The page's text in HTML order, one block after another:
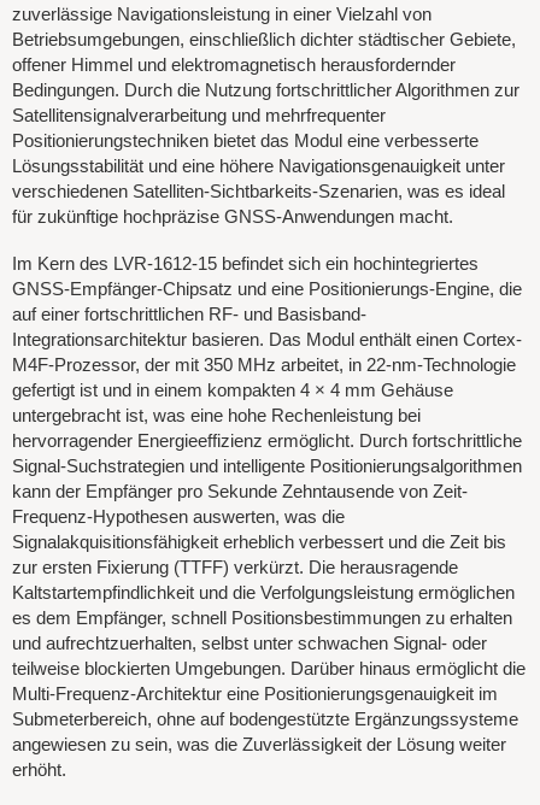
zuverlässige Navigationsleistung in einer Vielzahl von
Betriebsumgebungen, einschließlich dichter städtischer Gebiete,
offener Himmel und elektromagnetisch herausfordernder
Bedingungen. Durch die Nutzung fortschrittlicher Algorithmen zur
Satellitensignalverarbeitung und mehrfrequenter
Positionierungstechniken bietet das Modul eine verbesserte
Lösungsstabilität und eine höhere Navigationsgenauigkeit unter
verschiedenen Satelliten-Sichtbarkeits-Szenarien, was es ideal
für zukünftige hochpräzise GNSS-Anwendungen macht.
Im Kern des LVR-1612-15 befindet sich ein hochintegriertes
GNSS-Empfänger-Chipsatz und eine Positionierungs-Engine, die
auf einer fortschrittlichen RF- und Basisband-
Integrationsarchitektur basieren. Das Modul enthält einen Cortex-
M4F-Prozessor, der mit 350 MHz arbeitet, in 22-nm-Technologie
gefertigt ist und in einem kompakten 4 × 4 mm Gehäuse
untergebracht ist, was eine hohe Rechenleistung bei
hervorragender Energieeffizienz ermöglicht. Durch fortschrittliche
Signal-Suchstrategien und intelligente Positionierungsalgorithmen
kann der Empfänger pro Sekunde Zehntausende von Zeit-
Frequenz-Hypothesen auswerten, was die
Signalakquisitionsfähigkeit erheblich verbessert und die Zeit bis
zur ersten Fixierung (TTFF) verkürzt. Die herausragende
Kaltstartempfindlichkeit und die Verfolgungsleistung ermöglichen
es dem Empfänger, schnell Positionsbestimmungen zu erhalten
und aufrechtzuerhalten, selbst unter schwachen Signal- oder
teilweise blockierten Umgebungen. Darüber hinaus ermöglicht die
Multi-Frequenz-Architektur eine Positionierungsgenauigkeit im
Submeterbereich, ohne auf bodengestützte Ergänzungssysteme
angewiesen zu sein, was die Zuverlässigkeit der Lösung weiter
erhöht.